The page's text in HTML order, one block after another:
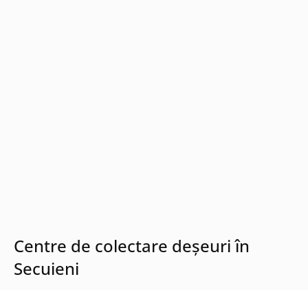
Centre de colectare deșeuri în
Secuieni